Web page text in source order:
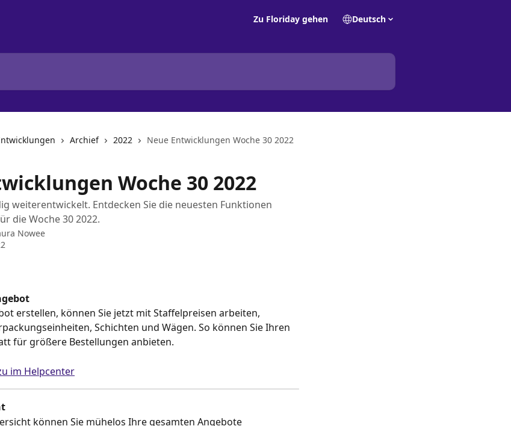
Zu Floriday gehen Deutsch
Archief 2022 Neue Entwicklungen Woche 30 2022
Woche 30 2022
weiterentwickelt. Entdecken Sie die neuesten Funktionen
die Woche 30 2022.
Nowee
erstellen, können Sie jetzt mit Staffelpreisen arbeiten,
Schichten und Wägen. So können Sie Ihren
für größere Bestellungen anbieten.
im Helpcenter
können Sie mühelos Ihre gesamten Angebote